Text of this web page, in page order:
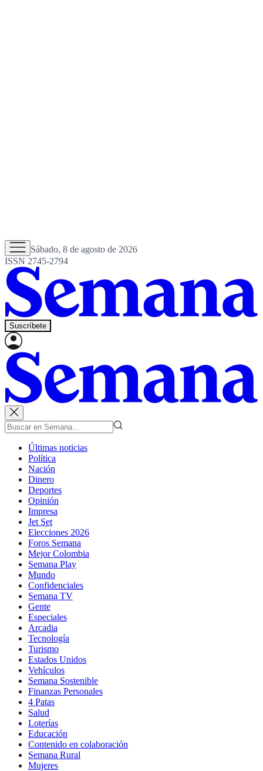
Sábado, 8 de agosto de 2026
ISSN 2745-2794
Suscríbete
Últimas noticias
Política
Nación
Dinero
Deportes
Opinión
Impresa
Jet Set
Elecciones 2026
Foros Semana
Mejor Colombia
Semana Play
Mundo
Confidenciales
Semana TV
Gente
Especiales
Arcadia
Tecnología
Turismo
Estados Unidos
Vehículos
Semana Sostenible
Finanzas Personales
4 Patas
Salud
Loterías
Educación
Contenido en colaboración
Semana Rural
Mujeres